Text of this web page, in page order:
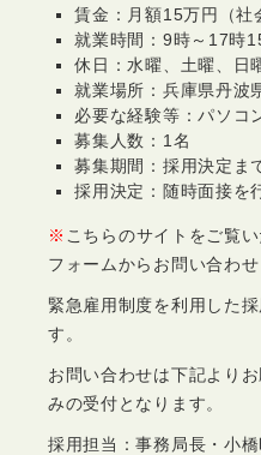
賃金：月額15万円（社
就業時間：9時～17時
休日：水曜、土曜、日
就業場所：兵庫県丹波
必要な経験等：パソコ
募集人数：1名
募集期間：採用決定ま
採用決定：随時面接を
※ こちらのサイトをご覧
フォームからお問い合わせ
緊急雇用制度を利用した
す。
お問い合わせは下記より
みの受付となります。
採用担当：事務局長・小